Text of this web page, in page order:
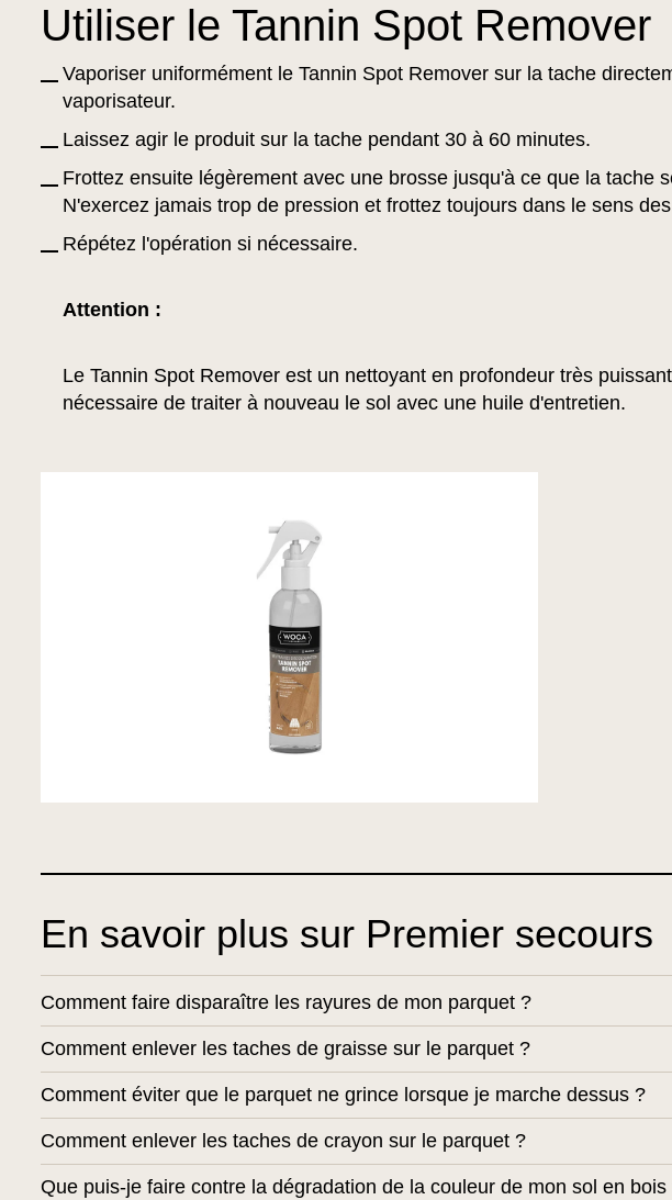
Utiliser le Tannin Spot Remover
Vaporiser uniformément le Tannin Spot Remover sur la tache
vaporisateur.
Laissez agir le produit sur la tache pendant 30 à 60 minutes.
Frottez ensuite légèrement avec une brosse jusqu'à ce que la tache
N'exercez jamais trop de pression et frottez toujours dans le sens
Répétez l'opération si nécessaire.
Attention :
Le Tannin Spot Remover est un nettoyant en profondeur très
nécessaire de traiter à nouveau le sol avec une huile d'entretien.
En savoir plus sur Premier secours
Comment faire disparaître les rayures de mon parquet ?
Comment enlever les taches de graisse sur le parquet ?
Comment éviter que le parquet ne grince lorsque je marche dessus ?
Comment enlever les taches de crayon sur le parquet ?
Que puis-je faire contre la dégradation de la couleur de mon sol en bois